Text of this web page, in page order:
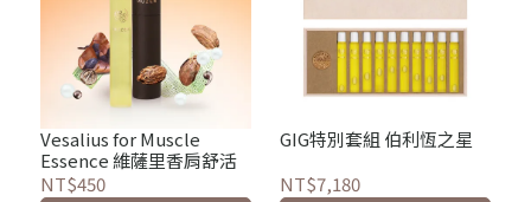
Vesalius for Muscle
Essence 維薩里香肩舒活
NT$450
GIG特別套組 伯利恆之星
NT$7,180